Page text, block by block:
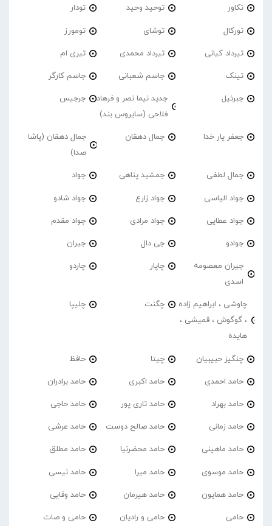
تکاور توحید وحید تودار
تورکال توشای تومورز
تیرداد کیانی تیرداد محمدی تیری ام
تینک جاسم شعبانی جاسم کارگر
جبرئیل
جدید نیما نصر و فرهاد
فلاحی (سایروس بند)
جرجیس
جعفر یار خدا جمال دهقان
جمال دهقان (پاشا
صدا)
جمال لطفی جمشید پناهی جواد
جواد الیاسی جواد زارع جواد شادو
جواد عطایی جواد مرادی جواد مقدم
جوادو جی دال جیران
جیران معصومه
اسدی
چاپار چاردو
چاوشی ، ابراهیم زاده
، گوگوش ، قمیشی ،
هایده
چگنت چلیپا
چنگیز حبیبیان چیتا حافظ
حامد احمدی حامد اکبری حامد برادران
حامد بهراد حامد تاری پور حامد حاجی
حامد زمانی حامد صالح دوست حامد عرشی
حامد ماهینی حامد محضرنیا حامد مطلق
حامد موسوی حامد میرا حامد نیسی
حامد همایون حامد هیرمان حامد وفایی
حامی حامی و رادیان حامی و صات